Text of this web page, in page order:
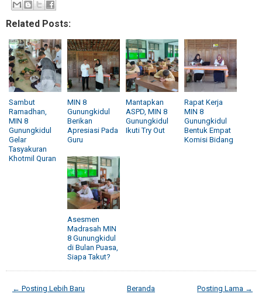
Related Posts:
Sambut
Ramadhan,
MIN 8
Gunungkidul
Gelar
Tasyakuran
Khotmil Quran
MIN 8
Gunungkidul
Berikan
Apresiasi Pada
Guru
Mantapkan
ASPD, MIN 8
Gunungkidul
Ikuti Try Out
Rapat Kerja
MIN 8
Gunungkidul
Bentuk Empat
Komisi Bidang
Asesmen
Madrasah MIN
8 Gunungkidul
di Bulan Puasa,
Siapa Takut?
← Posting Lebih Baru Posting Lama →
Beranda